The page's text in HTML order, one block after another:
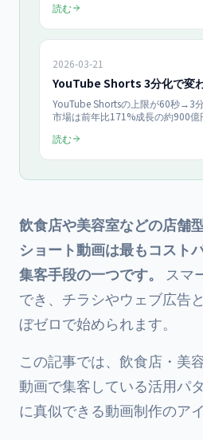
の実践手順を解説します。
読む
2026-03-21
YouTube Shorts 3分化で変
YouTube Shortsの上限が60秒→3
市場は前年比171%成長の約900億
けの企画テンプレート5選、初期投
読む
飲食店や美容室などの店舗
ショート動画は最もコスト
集客手段の一つです。
スマ
でき、チラシやウェブ広告
ぼゼロで始められます。
この記事では、飲食店・美
動画で集客している活用パ
に真似できる動画制作のア